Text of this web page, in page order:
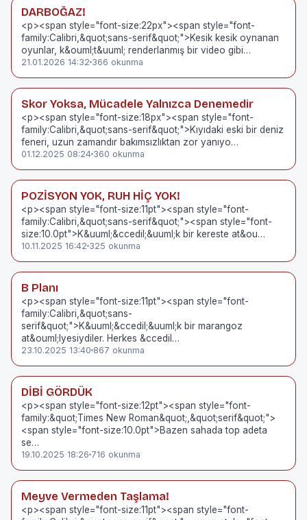
DARBOĞAZ!
<p><span style="font-size:22px"><span style="font-
family:Calibri,&quot;sans-serif&quot;">Kesik kesik oynanan
oyunlar, k&ouml;t&uuml; renderlanmış bir video gibi…
21.01.2026 14:32 366 okunma
Skor Yoksa, Mücadele Yalnızca Denemedir
<p><span style="font-size:18px"><span style="font-
family:Calibri,&quot;sans-serif&quot;">Kıyıdaki eski bir deniz
feneri, uzun zamandır bakımsızlıktan zor yanıyo…
01.12.2025 08:24 360 okunma
POZİSYON YOK, RUH HİÇ YOK!
<p><span style="font-size:11pt"><span style="font-
family:Calibri,&quot;sans-serif&quot;"><span style="font-
size:10.0pt">K&uuml;&ccedil;&uuml;k bir kereste at&ou…
10.11.2025 16:42 325 okunma
B Planı
<p><span style="font-size:11pt"><span style="font-
family:Calibri,&quot;sans-
serif&quot;">K&uuml;&ccedil;&uuml;k bir marangoz
at&ouml;lyesiydiler. Herkes &ccedil…
23.10.2025 13:40 867 okunma
DİBİ GÖRDÜK
<p><span style="font-size:12pt"><span style="font-
family:&quot;Times New Roman&quot;,&quot;serif&quot;">
<span style="font-size:10.0pt">Bazen sahada top adeta
se…
19.10.2025 18:26 716 okunma
Meyve Vermeden Taşlama!
<p><span style="font-size:11pt"><span style="font-